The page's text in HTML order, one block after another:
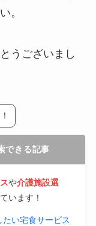
。
うございまし
できる記事
や介護施設選
います！
い宅食サービス